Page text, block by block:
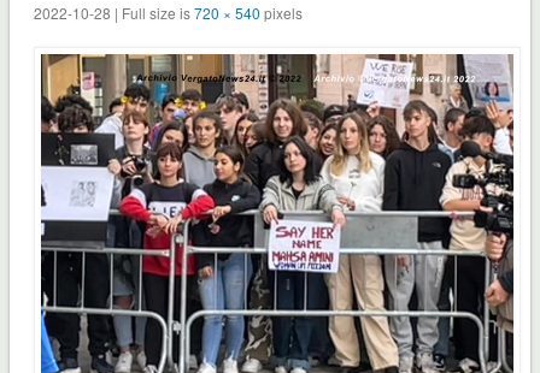
2022-10-28 | Full size is720 × 540 pixels